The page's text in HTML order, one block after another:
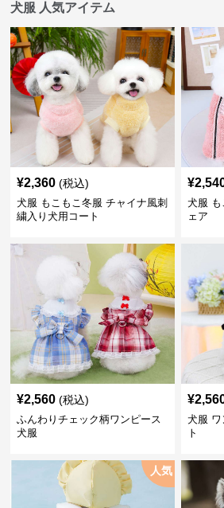
犬服 人気アイテム
¥2,360 (税込)
犬服 もこもこ冬服 チャイナ風刺
繍入り犬用コート
¥
犬服 も
ェア
¥2,560 (税込)
ふんわりチェック柄ワンピース
犬服
¥
犬服 ワ
ト
人気